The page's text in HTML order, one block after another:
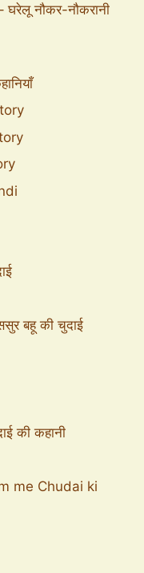
नौकर-नौकरानी
बहू की चुदाई
की कहानी
me Chudai ki